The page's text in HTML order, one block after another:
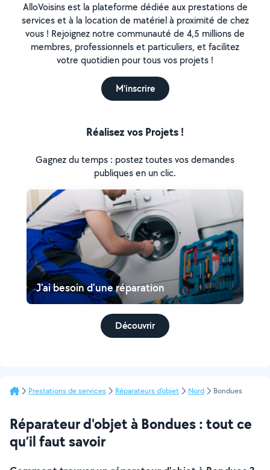
AlloVoisins est la plateforme dédiée aux prestations de
services et à la location de matériel à proximité de chez
vous ! Rejoignez notre communauté de 4,5 millions de
membres, professionnels et particuliers, et facilitez
votre quotidien pour tous vos projets !
M'inscrire
Réalisez vos Projets !
Gagnez du temps : postez toutes vos demandes
publiques en un clic.
J'ai besoin d'une réparation
Découvrir
Prestations de services Réparateurs d'objet Nord Bondues
Réparateur d'objet à Bondues : tout ce
qu’il faut savoir